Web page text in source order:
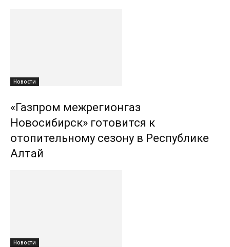
Новости
«Газпром межрегионгаз
Новосибирск» готовится к
отопительному сезону в Республике
Алтай
Новости